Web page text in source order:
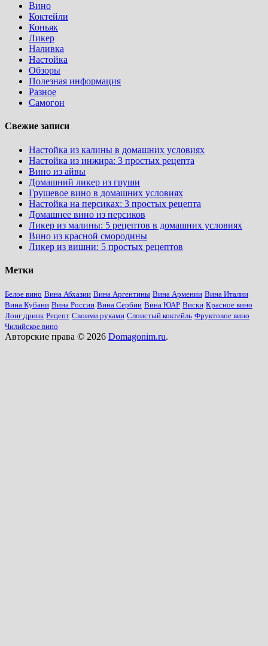
Вино
Коктейли
Коньяк
Ликер
Наливка
Настойка
Обзоры
Полезная информация
Разное
Самогон
Свежие записи
Настойка из калины в домашних условиях
Настойка из инжира: 3 простых рецепта
Вино из айвы
Домашний ликер из груши
Грушевое вино в домашних условиях
Настойка на персиках: 3 простых рецепта
Домашнее вино из персиков
Ликер из малины: 5 рецептов в домашних условиях
Вино из красной смородины
Ликер из вишни: 5 простых рецептов
Метки
Белое вино Вина Абхазии Вина Аргентины Вина Армении Вина Италии
Вина Кубани Вина России Вина Сербии Вина ЮАР Виски Красное вино
Лонг дринк Рецепт Своими руками Слоистый коктейль Фруктовое вино
Чилийское вино
Авторские права © 2026 Domagonim.ru.